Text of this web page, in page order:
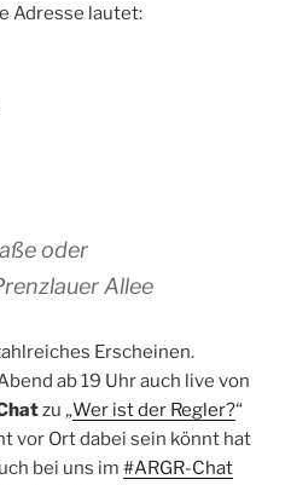
Adresse lautet:
oder
Allee
Erscheinen.
ab 19 Uhr auch live von
zu „Wer ist der Regler?“
vor Ort dabei sein könnt hat
bei uns im #ARGR-Chat